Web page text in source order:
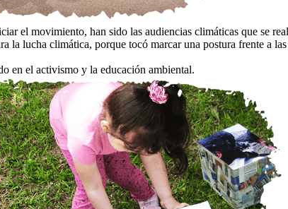
el movimiento, han sido las audiencias climáticas que se
la lucha climática, porque tocó marcar una postura frente a
en el activismo y la educación ambiental.